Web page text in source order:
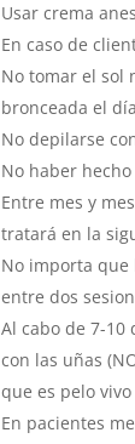
Usar crema
En caso de
No tomar el sol
bronceada el
No depilarse
No haber
Entre mes y
tratará en la
No importa que
entre dos
Al cabo de 7-
con las uñas
que es pelo
En pacientes